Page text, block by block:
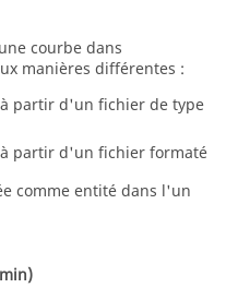
courbe dans
manières différentes :
partir d'un fichier de type
partir d'un fichier formaté
comme entité dans l'un